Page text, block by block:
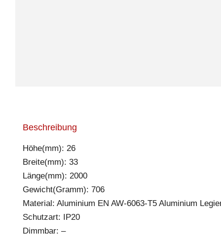
Beschreibung
Höhe(mm): 26
Breite(mm): 33
Länge(mm): 2000
Gewicht(Gramm): 706
Material: Aluminium EN AW-6063-T5 Aluminium
Schutzart: IP20
Dimmbar: –